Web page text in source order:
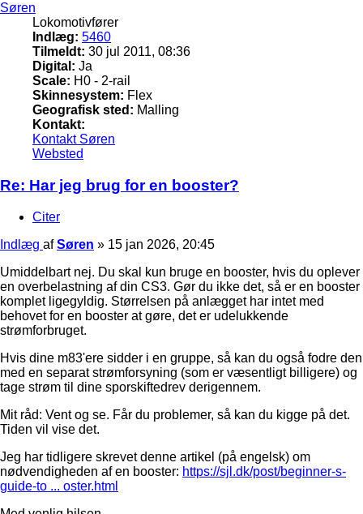
Søren
Lokomotivfører
Indlæg: 5460
Tilmeldt: 30 jul 2011, 08:36
Digital: Ja
Scale: H0 - 2-rail
Skinnesystem: Flex
Geografisk sted: Malling
Kontakt:
Kontakt Søren
Websted
Re: Har jeg brug for en booster?
Citer
Indlæg afSøren » 15 jan 2026, 20:45
Umiddelbart nej. Du skal kun bruge en booster, hvis du oplever
en overbelastning af din CS3. Gør du ikke det, så er en booster
komplet ligegyldig. Størrelsen på anlægget har intet med
behovet for en booster at gøre, det er udelukkende
strømforbruget.
Hvis dine m83'ere sidder i en gruppe, så kan du også fodre den
med en separat strømforsyning (som er væsentligt billigere) og
tage strøm til dine sporskiftedrev derigennem.
Mit råd: Vent og se. Får du problemer, så kan du kigge på det.
Tiden vil vise det.
Jeg har tidligere skrevet denne artikel (på engelsk) om
nødvendigheden af en booster: https://sjl.dk/post/beginner-s-
guide-to ... oster.html